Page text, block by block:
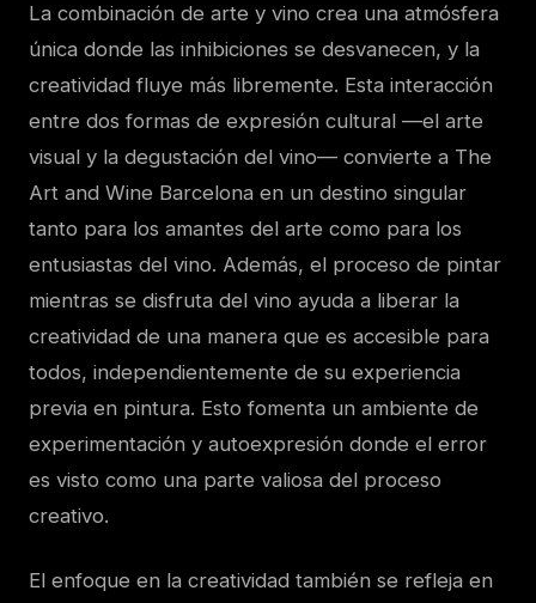
La combinación de arte y vino crea una atmósfera
única donde las inhibiciones se desvanecen, y la
creatividad fluye más libremente. Esta interacción
entre dos formas de expresión cultural —el arte
visual y la degustación del vino— convierte a The
Art and Wine Barcelona en un destino singular
tanto para los amantes del arte como para los
entusiastas del vino. Además, el proceso de pintar
mientras se disfruta del vino ayuda a liberar la
creatividad de una manera que es accesible para
todos, independientemente de su experiencia
previa en pintura. Esto fomenta un ambiente de
experimentación y autoexpresión donde el error
es visto como una parte valiosa del proceso
creativo.
El enfoque en la creatividad también se refleja en